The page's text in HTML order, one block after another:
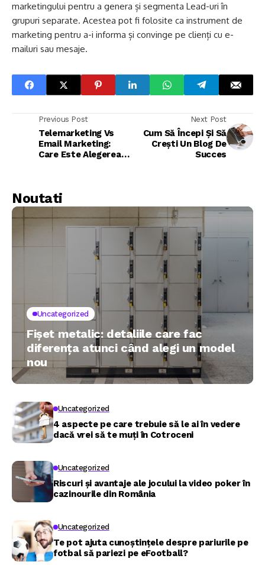
marketingului pentru a genera și segmenta Lead-uri în
grupuri separate. Acestea pot fi folosite ca instrument de
marketing pentru a-i informa și convinge pe clienți cu e-
mailuri sau mesaje.
Previous Post
Telemarketing Vs
Email Marketing:
Care Este Alegerea
Next Post
Cum Să Începi Și Să
Crești Un Blog De
Succes
Noutati
Uncategorized
Fișet metalic: detaliile care fac
diferența atunci când alegi un model
nou
Uncategorized
4 aspecte pe care trebuie să le ai în vedere
dacă vrei să te muți în Cotroceni
Uncategorized
Riscuri și avantaje ale jocului la video poker în
cazinourile din România
Uncategorized
Te pot ajuta cunoștințele despre pariurile pe
fotbal să pariezi pe eFootball?